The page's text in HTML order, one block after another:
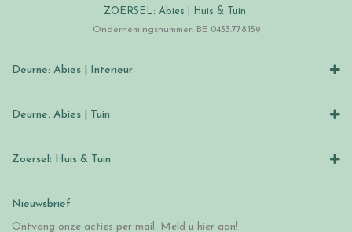
ZOERSEL: Abies | Huis & Tuin
Ondernemingsnummer: BE 0433.778.159
Deurne: Abies | Interieur
Deurne: Abies | Tuin
Zoersel: Huis & Tuin
Nieuwsbrief
Ontvang onze acties per mail. Meld u hier aan!